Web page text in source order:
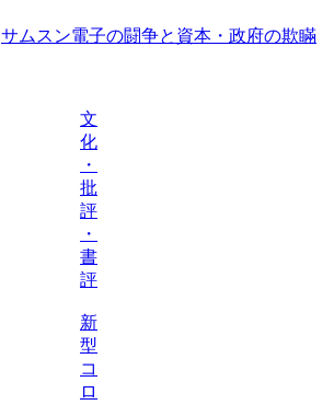
サムスン電子の闘争と資本・政府の欺瞞
文
化
・
批
評
・
書
評
新
型
コ
ロ